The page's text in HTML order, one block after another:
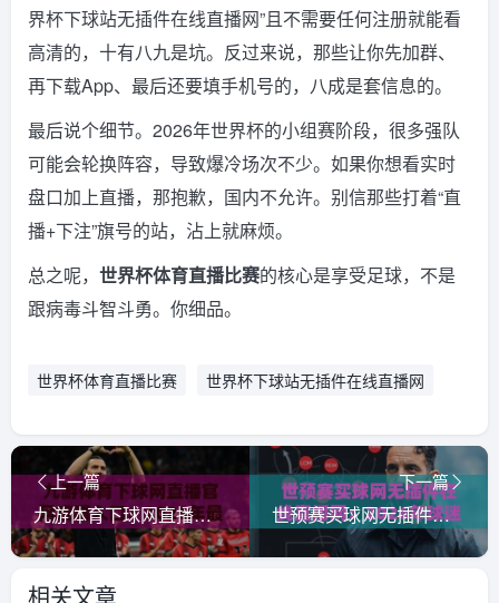
界杯下球站无插件在线直播网”且不需要任何注册就能看
高清的，十有八九是坑。反过来说，那些让你先加群、
再下载App、最后还要填手机号的，八成是套信息的。
最后说个细节。2026年世界杯的小组赛阶段，很多强队
可能会轮换阵容，导致爆冷场次不少。如果你想看实时
盘口加上直播，那抱歉，国内不允许。别信那些打着“直
播+下注”旗号的站，沾上就麻烦。
总之呢， 世界杯体育直播比赛的核心是享受足球，不是
跟病毒斗智斗勇。你细品。
世界杯体育直播比赛 世界杯下球站无插件在线直播网
上一篇
九游体育下球网直播官网观看入口：2026年最新入口与使用指南
下一篇
世预赛买球网无插件在线直播网：2026年球迷观赛新体验（附避坑指南）
相关文章